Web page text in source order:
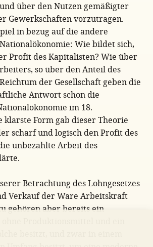
über den Nutzen gemäßigter
Gewerkschaften vorzutragen.
in bezug auf die andere
Wie bildet sich,
Profit des Kapitalisten? Wie über
so über den Anteil des
der Gesellschaft geben die
Antwort schon die
im 18.
klarste Form gab dieser Theorie
scharf und logisch den Profit des
unbezahlte Arbeit des
Betrachtung des Lohngesetzes
Verkauf der Ware Arbeitskraft
gehören aber bereits ein